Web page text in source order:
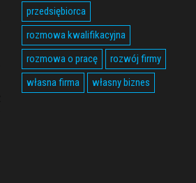
przedsiębiorca
rozmowa kwalifikacyjna
rozmowa o pracę
rozwój firmy
własna firma
własny biznes